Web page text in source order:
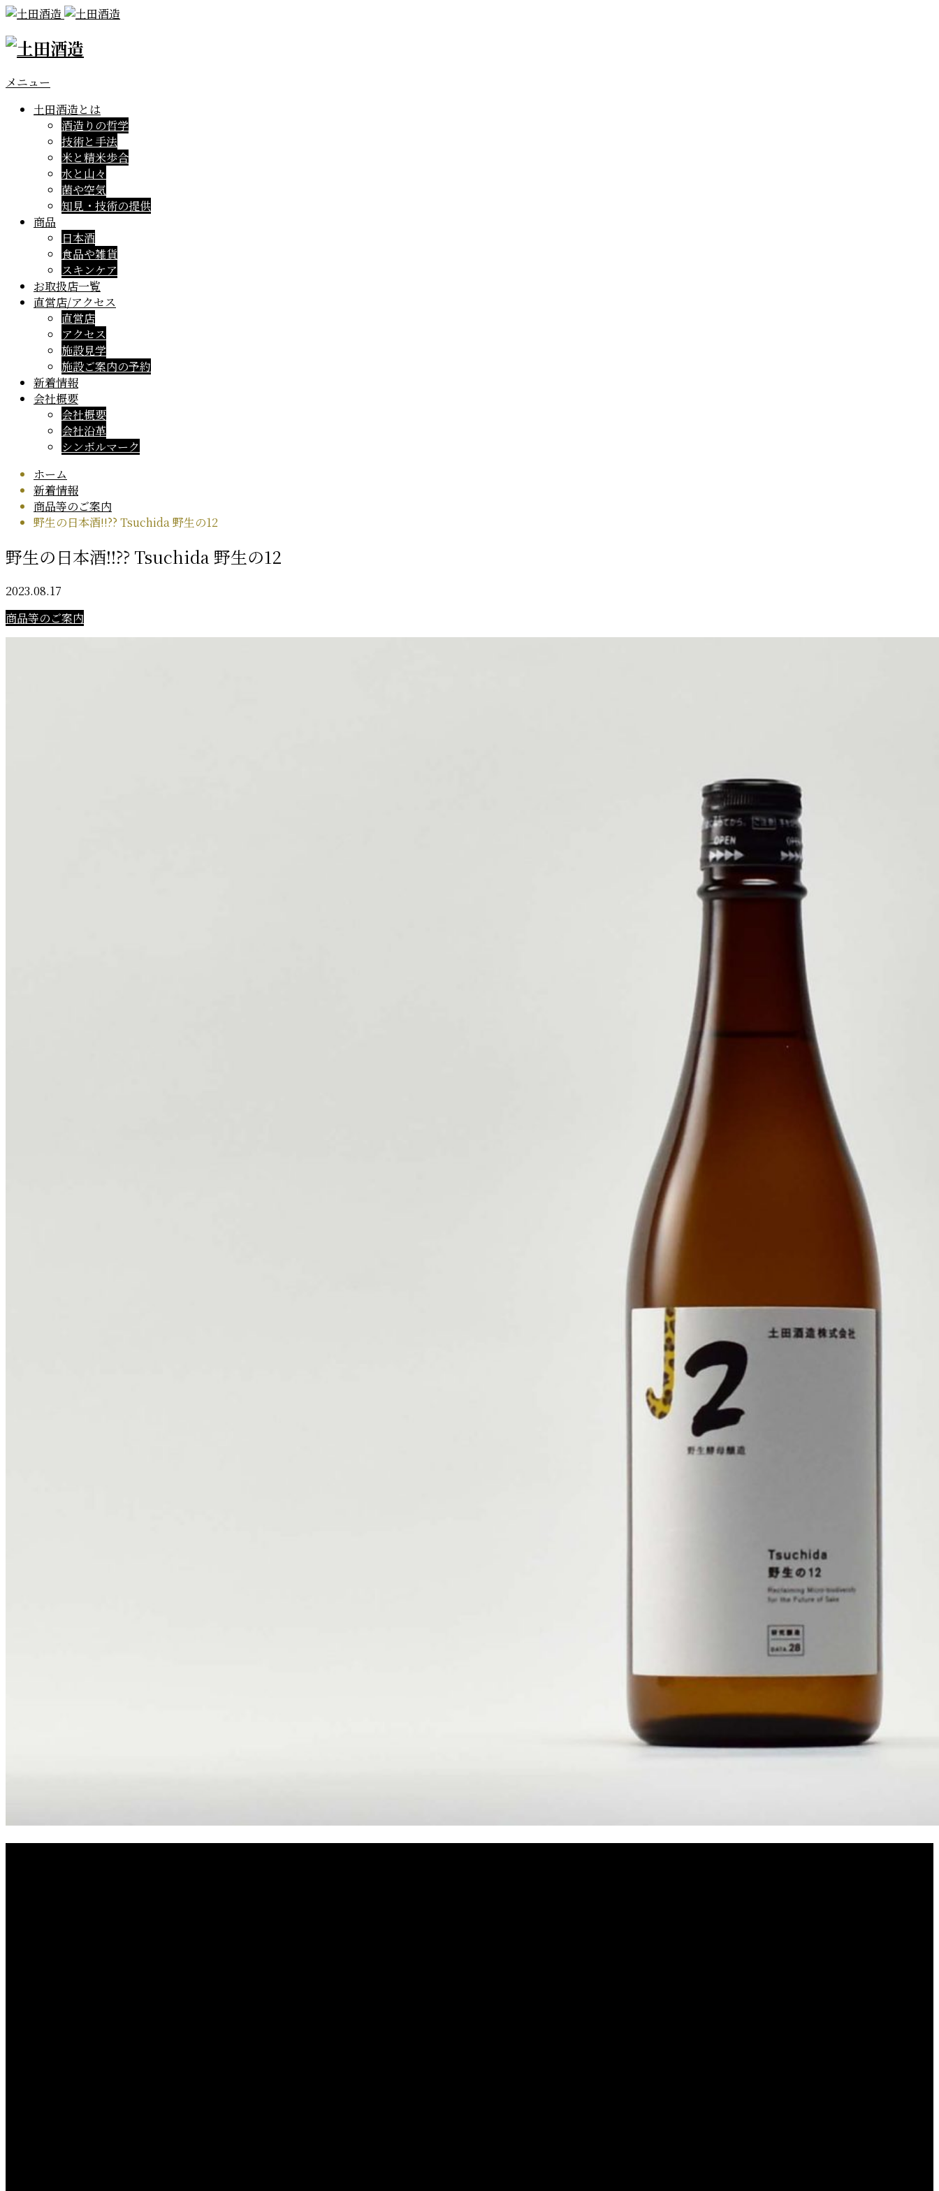
メニュー
土田酒造とは
酒造りの哲学
技術と手法
米と精米歩合
水と山々
菌や空気
知見・技術の提供
商品
日本酒
食品や雑貨
スキンケア
お取扱店一覧
直営店/アクセス
直営店
アクセス
施設見学
施設ご案内の予約
新着情報
会社概要
会社概要
会社沿革
シンボルマーク
ホーム
新着情報
商品等のご案内
野生の日本酒!!?? Tsuchida 野生の12
野生の日本酒!!?? Tsuchida 野生の12
2023.08.17
商品等のご案内